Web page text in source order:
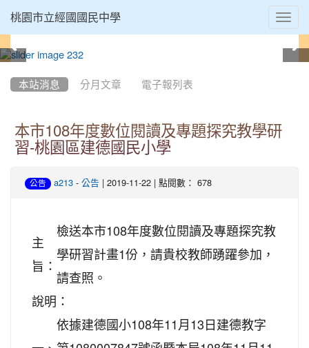
桃園市立經國國民中學
本站消息 分月文章 電子報列表
本市108年度數位閱讀及專題探究教學研
習-桃園區建德國民小學
公告 a213 - 公告 | 2019-11-22 | 點閱數： 678
主
旨：
檢送本市108年度數位閱讀及專題探究教
學研習計畫1份，請貴校教師踴躍參加，
請查照。
說明：
依據建德國小108年11月13日建德教字